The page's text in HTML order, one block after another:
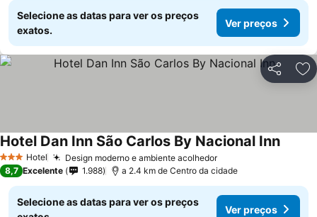
Selecione as datas para ver os preços
exatos.
Ver preços
Partilhar
3 EstrelasHotel Design moderno e ambiente acolhedor
Hotel Dan Inn São Carlos By Nacional Inn
8,7 Excelente 1.988 a 2.4 km de Centro da cidade
Selecione as datas para ver os preços
Ver preços